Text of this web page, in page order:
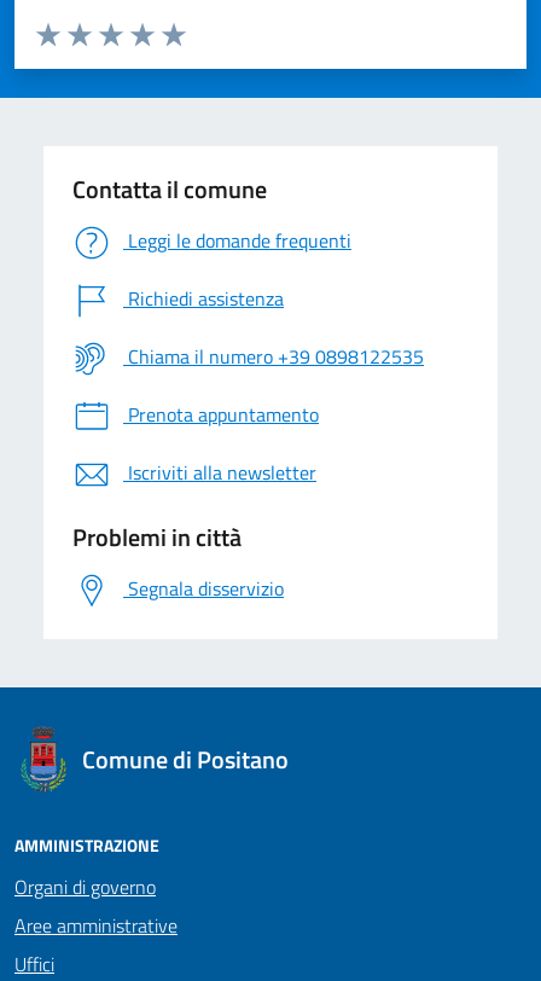
Valuta da 1 a 5 stelle la pagina
Valuta 5 stelle su 5
Valuta 4 stelle su 5
Valuta 3 stelle su 5
Valuta 2 stelle su 5
Valuta 1 stelle su 5
Contatta il comune
Leggi le domande frequenti
Richiedi assistenza
Chiama il numero +39 0898122535
Prenota appuntamento
Iscriviti alla newsletter
Problemi in città
Segnala disservizio
logo Unione Europea
Comune di Positano
AMMINISTRAZIONE
Organi di governo
Aree amministrative
Uffici